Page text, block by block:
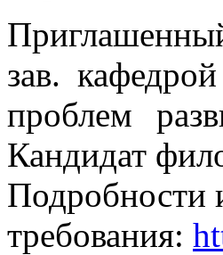
зав.
проблем
Кандидат
Подробности
требования: